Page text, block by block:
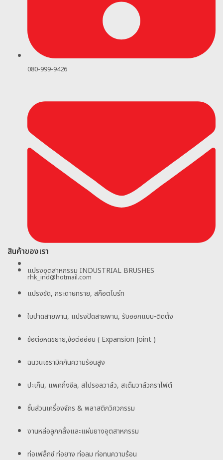
080-999-9426
rhk_ind@hotmail.com
สินค้าของเรา
แปรงอุตสาหกรรม INDUSTRIAL BRUSHES
แปรงขัด, กระดาษทราย, สก็อตไบร์ท
ใบปาดสายพาน, แปรงปัดสายพาน, รับออกแบบ-ติดตั้ง
ข้อต่อหดขยาย,ข้อต่ออ่อน ( Expansion Joint )
ฉนวนเซรามิคกันความร้อนสูง
ปะเก็น, แพคกิ้งซีล, สไปรอลวาล์ว, สเต็มวาล์วกราไฟต์
ชิ้นส่วนเครื่องจักร & พลาสติกวิศวกรรม
งานหล่อลูกกลิ้งและแผ่นยางอุตสาหกรรม
ท่อเฟล็กซ์ ท่อยาง ท่อลม ท่อทนความร้อน